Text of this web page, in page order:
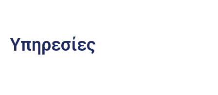
Υπηρεσίες